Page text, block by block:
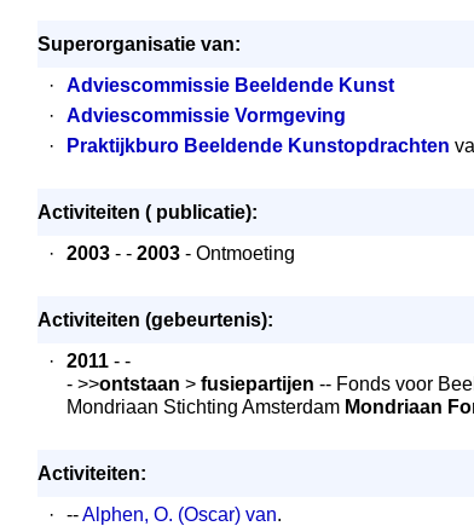
Superorganisatie van:
·
Adviescommissie Beeldende Kunst
·
Adviescommissie Vormgeving
·
Praktijkburo Beeldende Kunstopdrachten
Activiteiten ( publicatie):
·
2003 - - 2003 - Ontmoeting
Activiteiten (gebeurtenis):
·
2011 - -
- >>ontstaan > fusiepartijen -- Fonds voor
Mondriaan Stichting Amsterdam Mondriaan
Activiteiten:
·
--Alphen, O. (Oscar) van.